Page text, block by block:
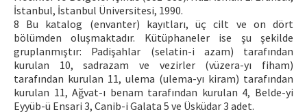
İstanbul, İstanbul Üniversitesi, 1990.
8 Bu katalog (envanter) kayıtları, üç cilt ve on dört
bölümden oluşmaktadır. Kütüphaneler ise şu şekilde
gruplanmıştır: Padişahlar (selatin-i azam) tarafından
kurulan 10, sadrazam ve vezirler (vüzera-yı fiham)
tarafından kurulan 11, ulema (ulema-yı kiram) tarafından
kurulan 11, Ağvat-ı benam tarafından kurulan 4, Belde-yi
Eyyüb-ü Ensari 3, Canib-i Galata 5 ve Üsküdar 3 adet.